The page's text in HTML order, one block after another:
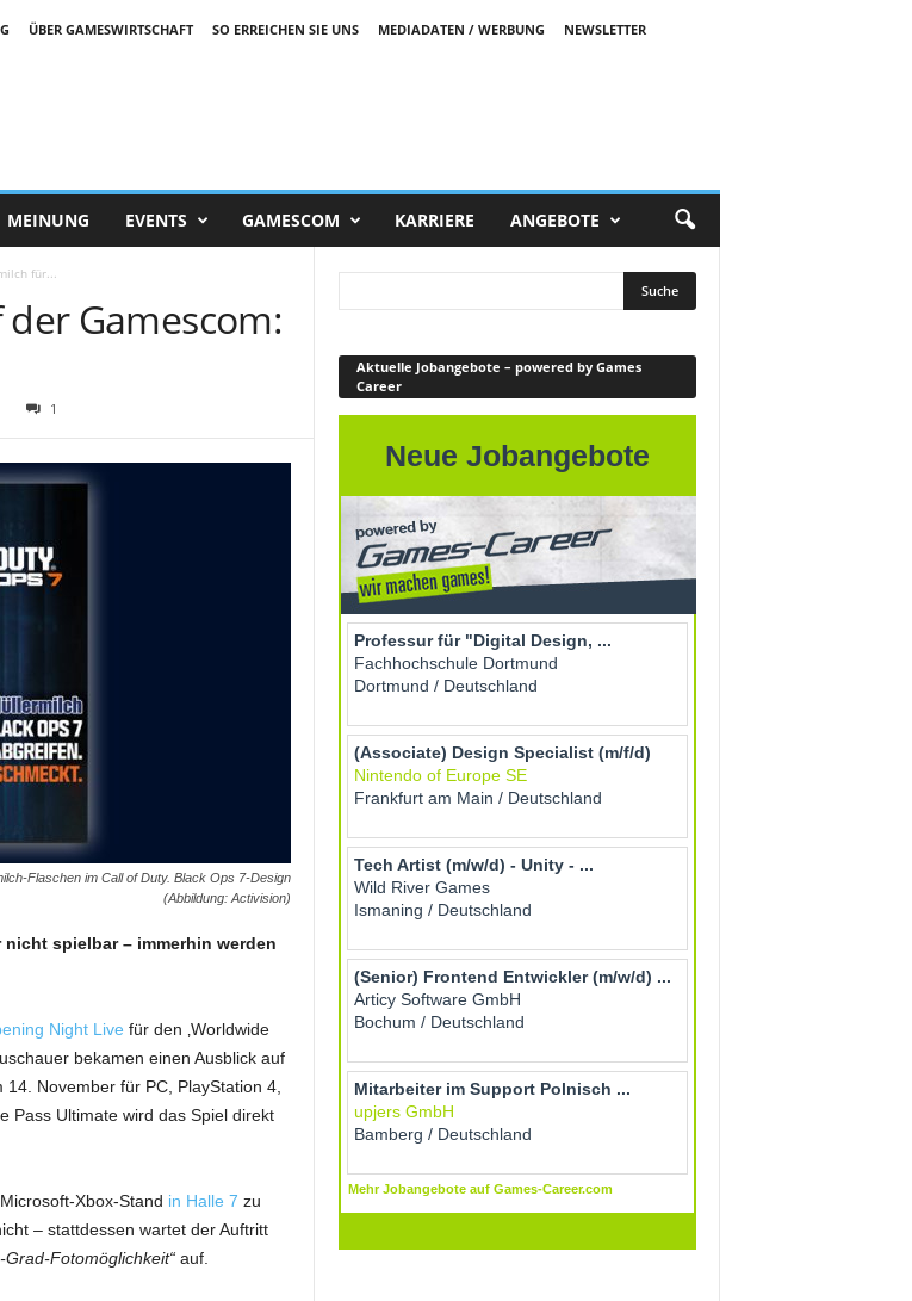
ÜBER GAMESWIRTSCHAFT SO ERREICHEN SIE UNS MEDIADATEN / WERBUNG
NEWSLETTER
MEINUNG EVENTS GAMESCOM KARRIERE ANGEBOTE
für...
der Gamescom:
1
Flaschen im Call of Duty. Black Ops 7-Design
(Abbildung: Activision)
spielbar – immerhin werden
Night Live für den ‚Worldwide
bekamen einen Ausblick auf
November für PC, PlayStation 4,
Pass Ultimate wird das Spiel direkt
Xbox-Stand in Halle 7 zu
– stattdessen wartet der Auftritt
Grad-Fotomöglichkeit“auf.
Aktuelle Jobangebote – powered by Games
Career